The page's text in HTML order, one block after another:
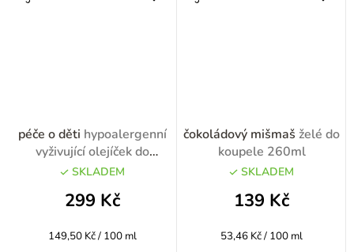
péče o děti hypoalergenní
vyživující olejíček do
koupele 200ml
SKLADEM
299 Kč
Měrná
149,50 Kč / 100 ml
čokoládový mišmaš želé do
koupele 260ml
SKLADEM
139 Kč
Měrná
53,46 Kč / 100 ml